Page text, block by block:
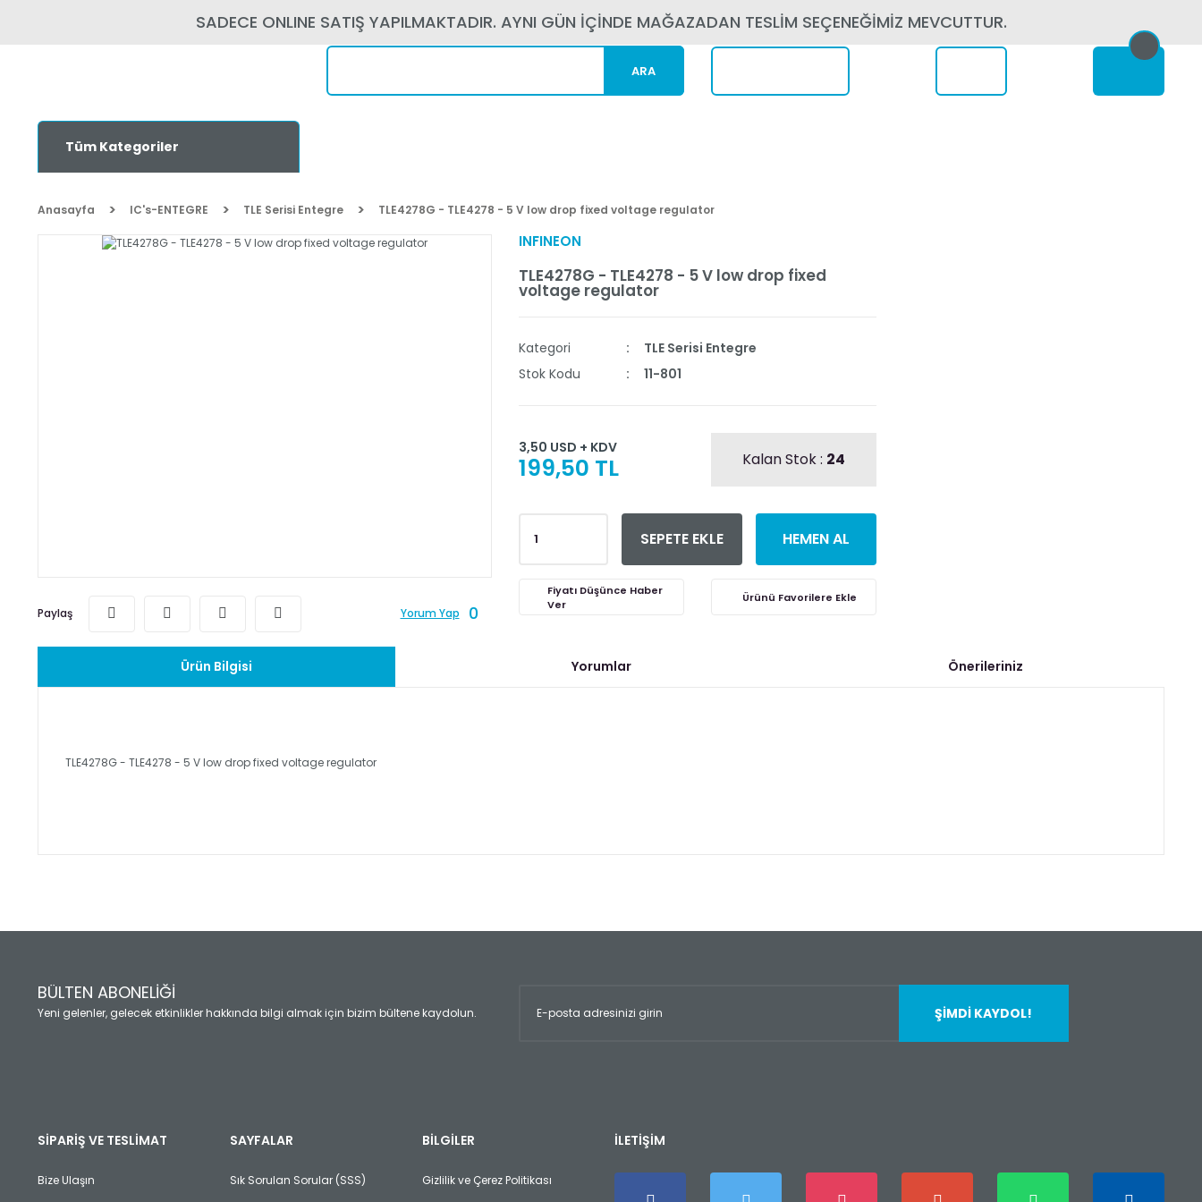
SADECE ONLINE SATIŞ YAPILMAKTADIR. AYNI GÜN İÇİNDE MAĞAZADAN TESLİM SEÇENEĞİMİZ MEVCUTTUR.
ARA
Tüm Kategoriler
Anasayfa IC's-ENTEGRE TLE Serisi Entegre TLE4278G - TLE4278 - 5 V low drop fixed voltage regulator
Paylaş Yorum Yap 0
INFINEON
TLE4278G - TLE4278 - 5 V low drop fixed
voltage regulator
Kategori
TLE Serisi Entegre
Stok Kodu
11-801
3,50 USD + KDV
199,50 TL Kalan Stok : 24
SEPETE EKLE HEMEN AL
Fiyatı Düşünce Haber
Ver
Ürün Bilgisi Yorumlar Önerileriniz
TLE4278G - TLE4278 - 5 V low drop fixed voltage regulator
Yorum Yaz
Ürün açıklamasında eksik bilgiler bulunuyor.
Ürün fiyatı diğer sitelerden daha pahalı.
Bu ürüne benzer farklı alternatifler olmalı.
BÜLTEN ABONELİĞİ
Yeni gelenler, gelecek etkinlikler hakkında bilgi almak için bizim bültene kaydolun. ŞİMDİ KAYDOL!
SİPARİŞ VE TESLİMAT
Bize Ulaşın
SAYFALAR
Sık Sorulan Sorular (SSS)
BİLGİLER
Gizlilik ve Çerez Politikası
İLETİŞİM